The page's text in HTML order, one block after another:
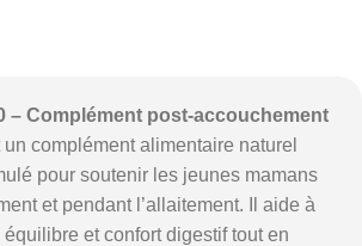
– Complément post-accouchement
un complément alimentaire naturel
pour soutenir les jeunes mamans
et pendant l’allaitement. Il aide à
et confort digestif tout en